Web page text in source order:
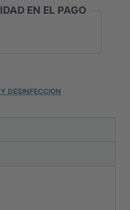
EN EL PAGO
DESINFECCION